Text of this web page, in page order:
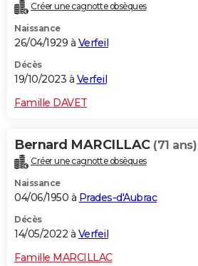
Créer une cagnotte obsèques
Naissance
26/04/1929 à Verfeil
Décès
19/10/2023 à Verfeil
Famille DAVET
Bernard MARCILLAC (71 ans)
Créer une cagnotte obsèques
Naissance
04/06/1950 à Prades-d'Aubrac
Décès
14/05/2022 à Verfeil
Famille MARCILLAC